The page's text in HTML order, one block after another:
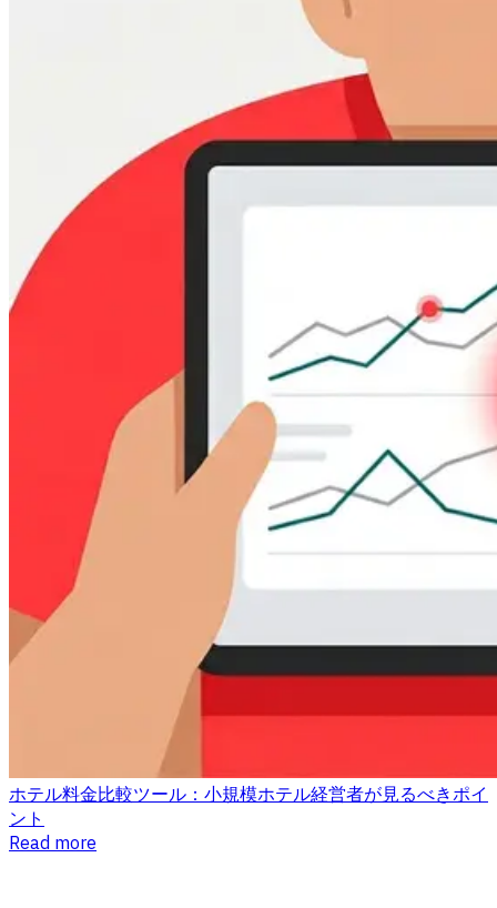
ホテル料金比較ツール：小規模ホテル経営者が見るべきポイ
ント
Read more